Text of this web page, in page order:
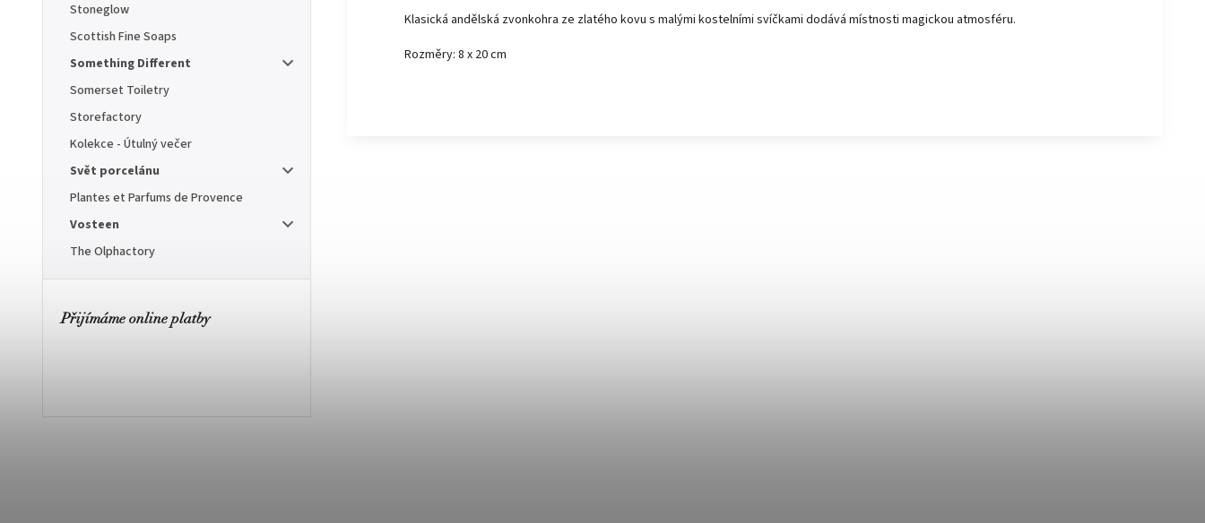
Stoneglow
Scottish Fine Soaps
Something Different
Somerset Toiletry
Storefactory
Kolekce - Útulný večer
Svět porcelánu
Plantes et Parfums de Provence
Vosteen
The Olphactory
Přijímáme online platby
Klasická andělská zvonkohra ze zlatého kovu s malými kostelními svíčkami dodává místnosti magickou atmosféru.
Rozměry: 8 x 20 cm